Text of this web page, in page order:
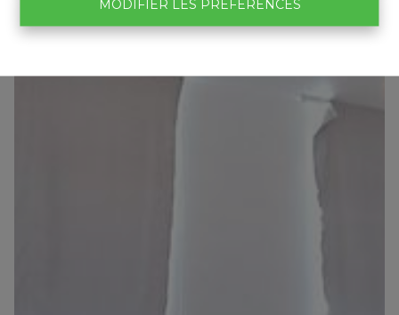
MODIFIER LES PRÉFÉRENCES